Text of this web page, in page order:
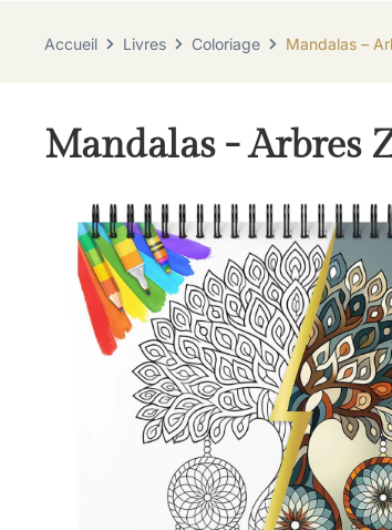
Accueil Livres Coloriage Mandalas –
Mandalas - Arbres